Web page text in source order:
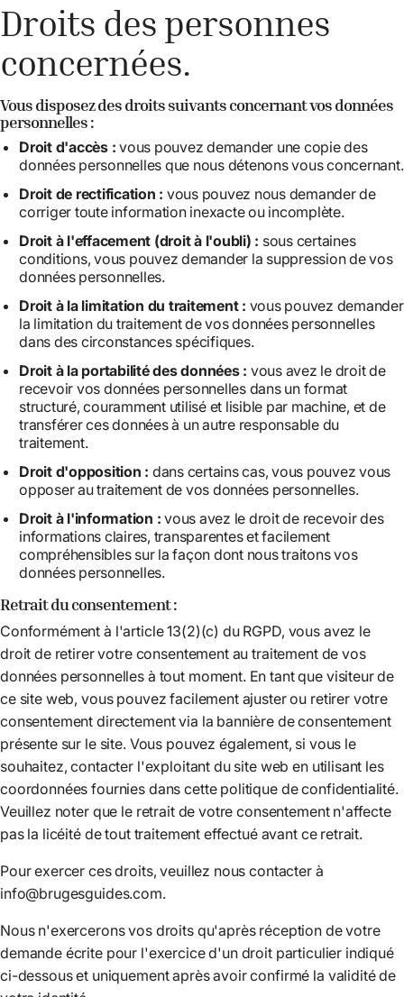
Droits des personnes
concernées.
Vous disposez des droits suivants concernant vos données
personnelles :
Droit d'accès : vous pouvez demander une copie des
données personnelles que nous détenons vous concernant.
Droit de rectification : vous pouvez nous demander de
corriger toute information inexacte ou incomplète.
Droit à l'effacement (droit à l'oubli) : sous certaines
conditions, vous pouvez demander la suppression de vos
données personnelles.
Droit à la limitation du traitement : vous pouvez demander
la limitation du traitement de vos données personnelles
dans des circonstances spécifiques.
Droit à la portabilité des données : vous avez le droit de
recevoir vos données personnelles dans un format
structuré, couramment utilisé et lisible par machine, et de
transférer ces données à un autre responsable du
traitement.
Droit d'opposition : dans certains cas, vous pouvez vous
opposer au traitement de vos données personnelles.
Droit à l'information : vous avez le droit de recevoir des
informations claires, transparentes et facilement
compréhensibles sur la façon dont nous traitons vos
données personnelles.
Retrait du consentement :
Conformément à l'article 13(2)(c) du RGPD, vous avez le
droit de retirer votre consentement au traitement de vos
données personnelles à tout moment. En tant que visiteur de
ce site web, vous pouvez facilement ajuster ou retirer votre
consentement directement via la bannière de consentement
présente sur le site. Vous pouvez également, si vous le
souhaitez, contacter l'exploitant du site web en utilisant les
coordonnées fournies dans cette politique de confidentialité.
Veuillez noter que le retrait de votre consentement n'affecte
pas la licéité de tout traitement effectué avant ce retrait.
Pour exercer ces droits, veuillez nous contacter à
info@brugesguides.com.
Nous n'exercerons vos droits qu'après réception de votre
demande écrite pour l'exercice d'un droit particulier indiqué
ci-dessous et uniquement après avoir confirmé la validité de